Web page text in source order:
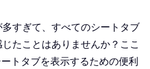
すぎて、すべてのシートタブ
たことはありませんか？ここ
トタブを表示するための便利